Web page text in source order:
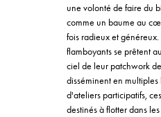
une volonté de faire du
comme un baume au
fois radieux et
flamboyants se prêtent
ciel de leur patchwork
disséminent en
d'ateliers participatifs,
destinés à flotter dans